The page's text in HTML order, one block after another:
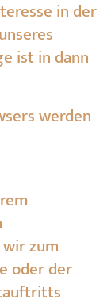
in der
ist in dann
werden
zum
oder der